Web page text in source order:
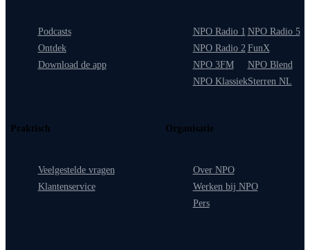
Podcasts
Ontdek
Download de app
NPO Radio 1
NPO Radio 2
NPO 3FM
NPO Klassiek
NPO Radio 5
FunX
NPO Blend
Sterren NL
Praktisch
Veelgestelde vragen
Klantenservice
Organisatie
Over NPO
Werken bij NPO
Pers